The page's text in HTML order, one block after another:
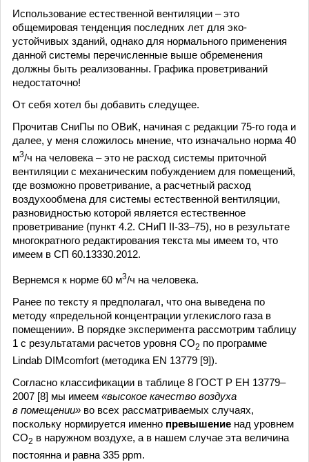
Использование естественной вентиляции – это
общемировая тенденция последних лет для эко-
устойчивых зданий, однако для нормального применения
данной системы перечисленные выше обременения
должны быть реализованны. Графика проветриваний
недостаточно!
От себя хотел бы добавить следущее.
Прочитав СниПы по ОВиК, начиная с редакции 75-го года и
далее, у меня сложилось мнение, что изначально норма 40
м3/ч на человека – это не расход системы приточной
вентиляции с механическим побуждением для помещений,
где возможно проветривание, а расчетный расход
воздухообмена для системы естественной вентиляции,
разновидностью которой является естественное
проветривание (пункт 4.2. СНиП II-33–75), но в результате
многократного редактирования текста мы имеем то, что
имеем в СП 60.13330.2012.
Вернемся к норме 60 м3/ч на человека.
Ранее по тексту я предполагал, что она выведена по
методу «предельной концентрации углекислого газа в
помещении». В порядке эксперимента рассмотрим таблицу
1 с результатами расчетов уровня СО2 по программе
Lindab DIMcomfort (методика EN 13779 [9]).
Согласно классификации в таблице 8 ГОСТ Р ЕН 13779–
2007 [8] мы имеем «высокое качество воздуха
в помещении» во всех рассматриваемых случаях,
поскольку нормируется именно превышение над уровнем
СО2 в наружном воздухе, а в нашем случае эта величина
постоянна и равна 335 ppm.